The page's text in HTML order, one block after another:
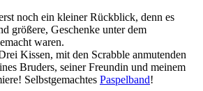
noch ein kleiner Rückblick, denn es
größere, Geschenke unter dem
waren.
Kissen, mit den Scrabble anmutenden
Bruders, seiner Freundin und meinem
Selbstgemachtes Paspelband!